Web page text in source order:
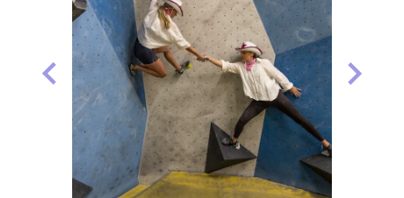
Previous Next